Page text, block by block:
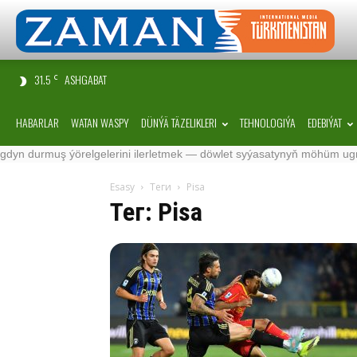
31.5 C ASHGABAT
HABARLAR WATAN WASPY DÜNÝÄ TÄZELIKLERI TEHNOLOGIÝA EDEBIÝAT
ýörelgelerini ilerletmek — döwlet syýasatynyň möhüm ugry ·
Esasy Теги Pisa
Тег: Pisa